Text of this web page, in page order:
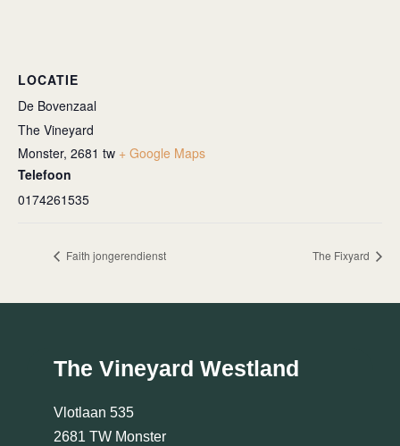
LOCATIE
De Bovenzaal
The Vineyard
Monster, 2681 tw + Google Maps
Telefoon
0174261535
Faith jongerendienst The Fixyard
The Vineyard Westland
Vlotlaan 535
2681 TW Monster